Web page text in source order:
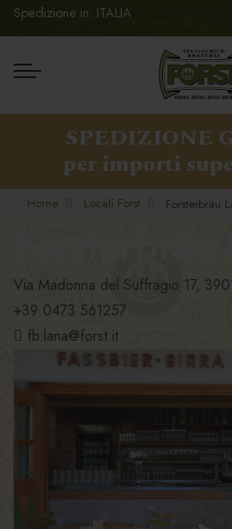
Spedizione in: ITALIA
SPEDIZIONE
per importi
Home Locali Forst Forsterbräu
Via Madonna del Suffragio 17,
+39 0473 561257
fb.lana@forst.it